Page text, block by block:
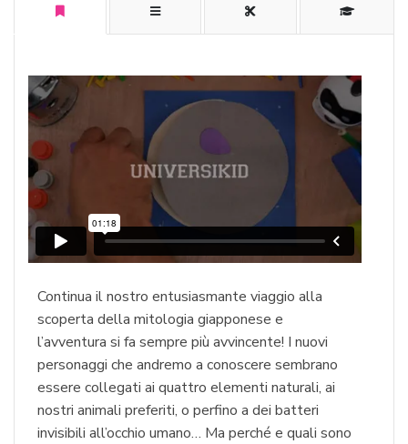
Continua il nostro entusiasmante viaggio alla
scoperta della mitologia giapponese e
l’avventura si fa sempre più avvincente! I nuovi
personaggi che andremo a conoscere sembrano
essere collegati ai quattro elementi naturali, ai
nostri animali preferiti, o perfino a dei batteri
invisibili all’occhio umano… Ma perché e quali sono